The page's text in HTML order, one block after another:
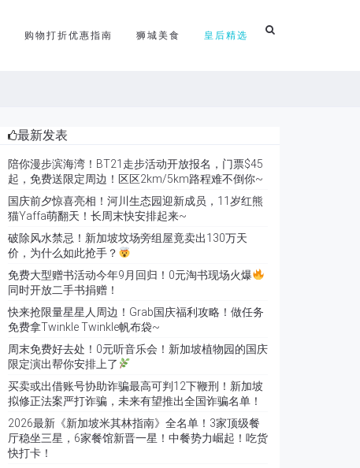
购物打折优惠指南 狮城美食 皇后精选
最新发表
陪你漫步滨海湾！BT21走步活动开放报名，门票$45
起，免费送限定周边！区区2km/5km路程难不倒你~
国庆前夕惊喜亮相！河川生态园迎新成员，11岁红熊
猫Yaffa萌翻天！长周末快安排起来~
破除风水禁忌！新加坡坟场旁组屋竟卖出130万天
价，为什么如此抢手？
免费大型赠书活动今年9月回归！0元淘书现场火爆
同时开放二手书捐赠！
快来抢限量星星人周边！Grab国庆福利攻略！做任务
免费拿Twinkle Twinkle帆布袋~
周末免费好去处！0元听音乐会！新加坡植物园的国庆
限定演出帮你安排上了
买卖或出借账号协助诈骗最高可判12下鞭刑！新加坡
拟修正法案严打诈骗，未来有望推出全国诈骗名单！
2026最新《新加坡米其林指南》全名单！3家顶级餐
厅稳坐三星，6家餐馆新晋一星！中餐势力崛起！吃货
快打卡！